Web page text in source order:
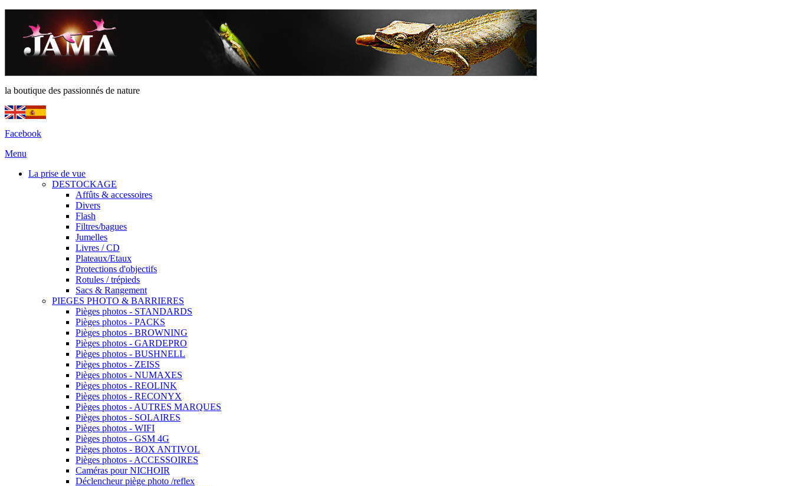
la boutique des passionnés de nature
Facebook
Menu
La prise de vue
DESTOCKAGE
Affûts & accessoires
Divers
Flash
Filtres/bagues
Jumelles
Livres / CD
Plateaux/Etaux
Protections d'objectifs
Rotules / trépieds
Sacs & Rangement
PIEGES PHOTO & BARRIERES
Pièges photos - STANDARDS
Pièges photos - PACKS
Pièges photos - BROWNING
Pièges photos - GARDEPRO
Pièges photos - BUSHNELL
Pièges photos - ZEISS
Pièges photos - NUMAXES
Pièges photos - REOLINK
Pièges photos - RECONYX
Pièges photos - AUTRES MARQUES
Pièges photos - SOLAIRES
Pièges photos - WIFI
Pièges photos - GSM 4G
Pièges photos - BOX ANTIVOL
Pièges photos - ACCESSOIRES
Caméras pour NICHOIR
Déclencheur piège photo /reflex